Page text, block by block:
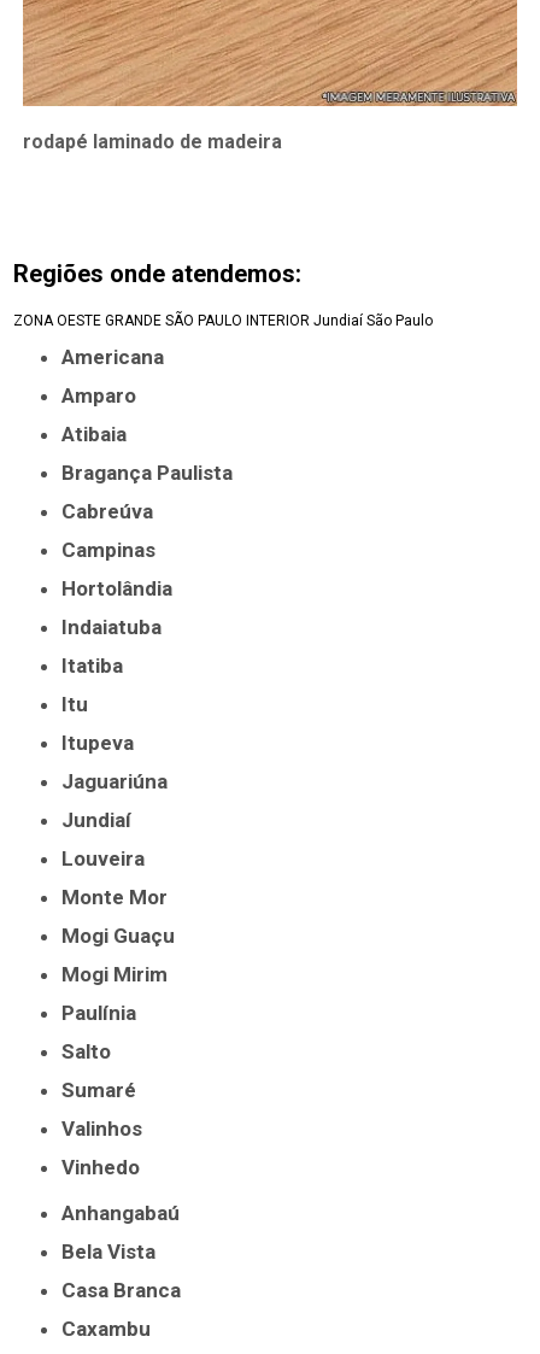
rodapé laminado de madeira
Regiões onde atendemos:
ZONA OESTE GRANDE SÃO PAULO INTERIOR Jundiaí São Paulo
Americana
Amparo
Atibaia
Bragança Paulista
Cabreúva
Campinas
Hortolândia
Indaiatuba
Itatiba
Itu
Itupeva
Jaguariúna
Jundiaí
Louveira
Monte Mor
Mogi Guaçu
Mogi Mirim
Paulínia
Salto
Sumaré
Valinhos
Vinhedo
Anhangabaú
Bela Vista
Casa Branca
Caxambu